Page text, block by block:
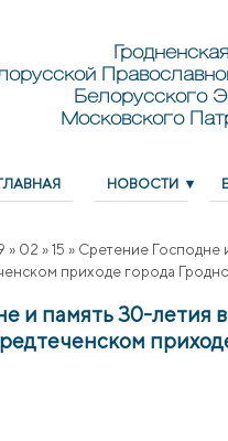
Белорусского
Московского
НОВОСТИ
» 02 » 15 » Сретение Господне
приходе города Гродно
и память 30-летия